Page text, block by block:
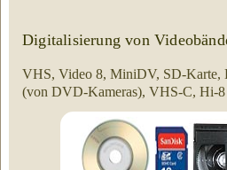
Digitalisierung von
VHS, Video 8, MiniDV, SD-
(von DVD-Kameras), VHS-C, Hi-